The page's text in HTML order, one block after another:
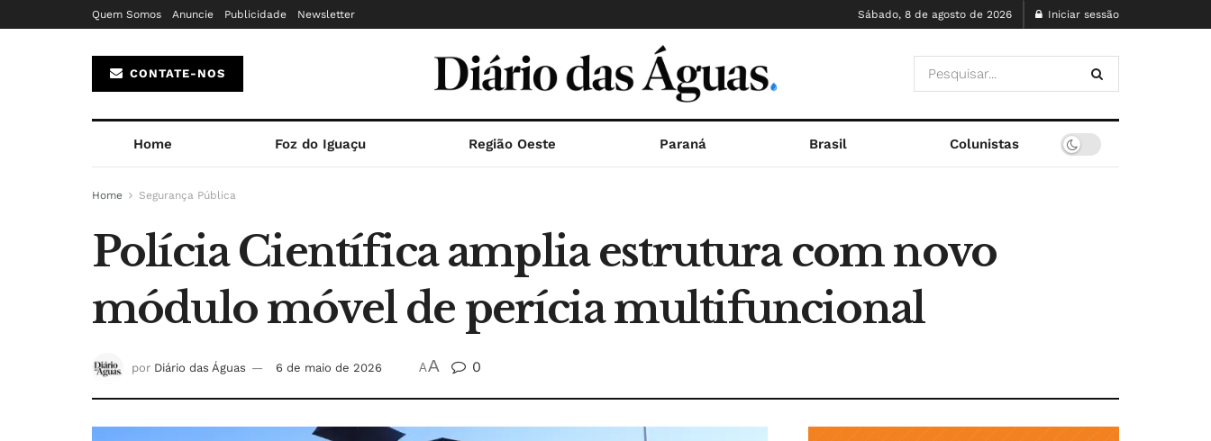
Quem Somos Anuncie Publicidade Newsletter Sábado, 8 de agosto de 2026 Iniciar sessão
CONTATE-NOS
Home Foz do Iguaçu Região Oeste Paraná Brasil Colunistas
Home Segurança Pública
Polícia Científica amplia estrutura com novo
módulo móvel de perícia multifuncional
por Diário das Águas 6 de maio de 2026 AA 0